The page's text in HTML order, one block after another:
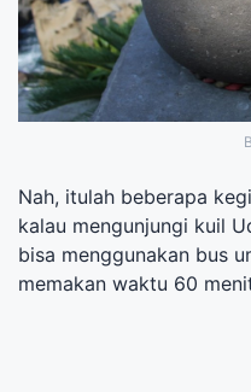
Nah, itulah beberapa
kalau mengunjungi kuil
bisa menggunakan bus
memakan waktu 60